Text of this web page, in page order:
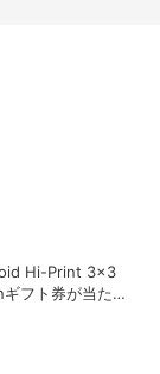
Hi-Print 3×3
フト券が当た